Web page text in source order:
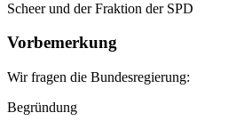
Scheer und der Fraktion der SPD
Vorbemerkung
Wir fragen die Bundesregierung:
Begründung